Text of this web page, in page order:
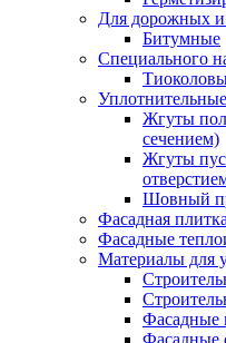
Для дорожных и
Битумные
Специального
Жгуты
сечением)
Жгуты
Шовный
Фасадная
Фасадные
Материалы для
Фасадные
Фасадные